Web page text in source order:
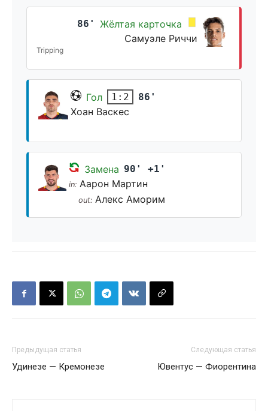
86'
Жёлтая карточка
Самуэле Риччи
Tripping
Гол 1:2 86'
Хоан Васкес
Замена 90' +1'
in: Аарон Мартин
out: Алекс Аморим
Предыдущая статья
Удинезе — Кремонезе
Следующая статья
Ювентус — Фиорентина